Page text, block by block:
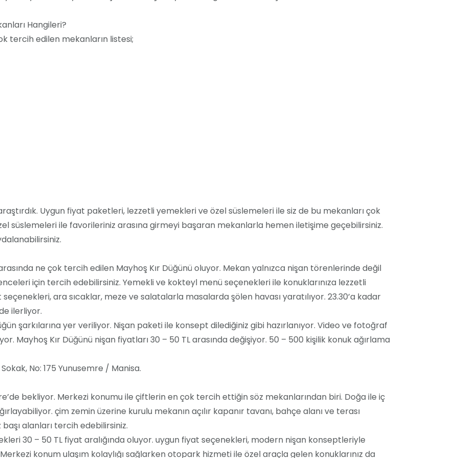
Hangileri?
tercih edilen mekanların listesi;
Uygun fiyat paketleri, lezzetli yemekleri ve özel süslemeleri ile siz de bu mekanları çok
süslemeleri ile favorileriniz arasına girmeyi başaran mekanlarla hemen iletişime geçebilirsiniz.
ne çok tercih edilen Mayhoş Kır Düğünü oluyor. Mekan yalnızca nişan törenlerinde değil
için tercih edebilirsiniz. Yemekli ve kokteyl menü seçenekleri ile konuklarınıza lezzetli
seçenekleri, ara sıcaklar, meze ve salatalarla masalarda şölen havası yaratılıyor. 23.30’a kadar
ilerliyor.
şarkılarına yer veriliyor. Nişan paketi ile konsept dilediğiniz gibi hazırlanıyor. Video ve fotoğraf
Mayhoş Kır Düğünü nişan fiyatları 30 – 50 TL arasında değişiyor. 50 – 500 kişilik konuk ağırlama
No: 175 Yunusemre / Manisa.
bekliyor. Merkezi konumu ile çiftlerin en çok tercih ettiğin söz mekanlarından biri. Doğa ile iç
çim zemin üzerine kurulu mekanın açılır kapanır tavanı, bahçe alanı ve terası
alanları tercih edebilirsiniz.
30 – 50 TL fiyat aralığında oluyor. uygun fiyat seçenekleri, modern nişan konseptleriyle
konum ulaşım kolaylığı sağlarken otopark hizmeti ile özel araçla gelen konuklarınız da